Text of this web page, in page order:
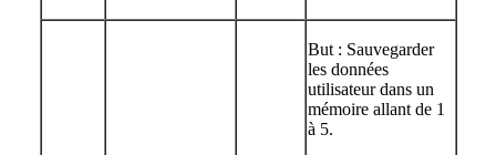
But : Sauvegarder
les données
utilisateur dans un
mémoire allant de 1
à 5.